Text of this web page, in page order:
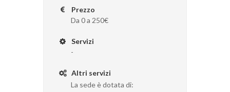
Prezzo
Da 0 a 250€
Servizi
-
Altri servizi
La sede è dotata di: